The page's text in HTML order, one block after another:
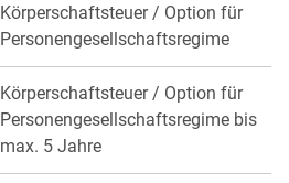
Körperschaftsteuer / Option für
Personengesellschaftsregime
Körperschaftsteuer / Option für
Personengesellschaftsregime bis
max. 5 Jahre